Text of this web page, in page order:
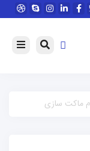
ماکت سازی